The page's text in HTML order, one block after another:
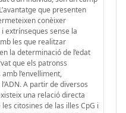
que presenten
conèixer
extrínseques sense la
les que realitzar
la determinació de l’edat
que els patronss
l’envelliment,
A partir de diversos
una relació directa
citosines de las illes CpG i